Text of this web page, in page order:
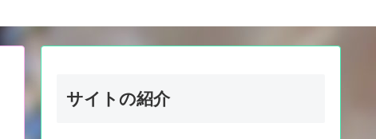
サイトの紹介